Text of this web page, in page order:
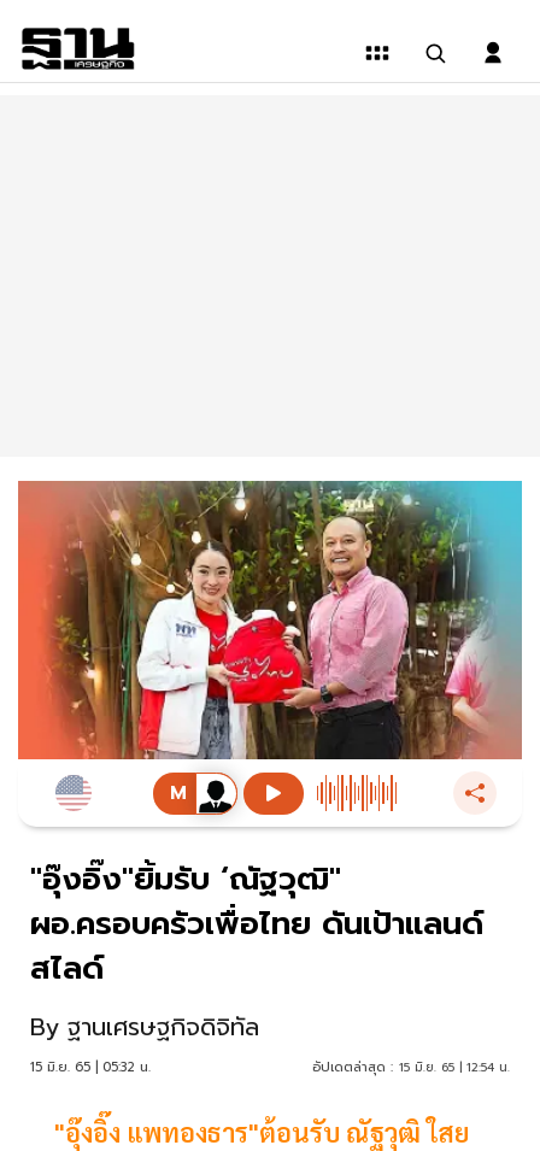
"อุ๊งอิ๊ง"ยิ้มรับ ‘ณัฐวุฒิ"
ผอ.ครอบครัวเพื่อไทย ดันเป้าแลนด์
สไลด์
By ฐานเศรษฐกิจดิจิทัล
15 มิ.ย. 65 | 05:32 น. อัปเดตล่าสุด : 15 มิ.ย. 65 | 12:54 น.
"อุ๊งอิ๊ง แพทองธาร"ต้อนรับ ณัฐวุฒิ ใสย